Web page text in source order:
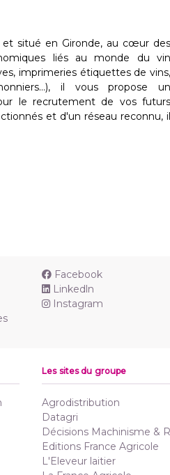
situé en Gironde, au cœur des
liés au monde du vin
imprimeries étiquettes de vins,
il vous propose un
le recrutement de vos futurs
et d'un réseau reconnu, il
Facebook
Linkedln
Instagram
Les sites du groupe
Agrodistribution
Datagri
Décisions Machinisme &
Editions France Agricole
L'Eleveur laitier